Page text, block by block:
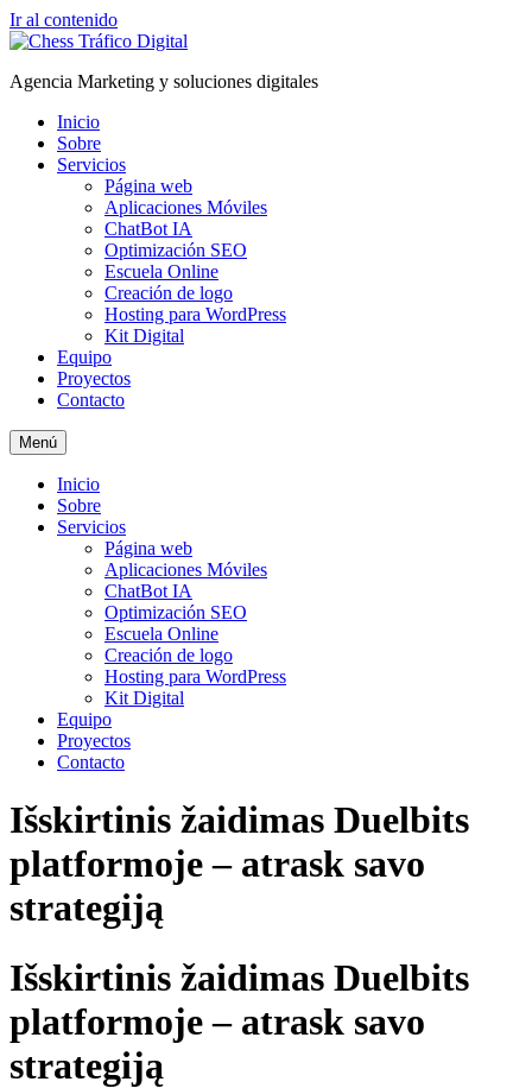
Ir al contenido
Agencia Marketing y soluciones digitales
Inicio
Sobre
Servicios
Página web
Aplicaciones Móviles
ChatBot IA
Optimización SEO
Escuela Online
Creación de logo
Hosting para WordPress
Kit Digital
Equipo
Proyectos
Contacto
Menú
Inicio
Sobre
Servicios
Página web
Aplicaciones Móviles
ChatBot IA
Optimización SEO
Escuela Online
Creación de logo
Hosting para WordPress
Kit Digital
Equipo
Proyectos
Contacto
Išskirtinis žaidimas Duelbits
platformoje – atrask savo
strategiją
Išskirtinis žaidimas Duelbits
platformoje – atrask savo
strategiją